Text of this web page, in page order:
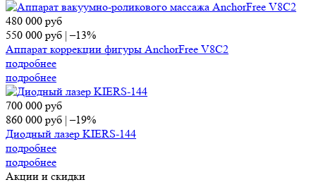
480 000 руб
550 000 руб |–13%
Аппарат коррекции фигуры AnchorFree V8C2
подробнее
подробнее
700 000 руб
860 000 руб |–19%
Диодный лазер KIERS-144
подробнее
подробнее
Акции и скидки